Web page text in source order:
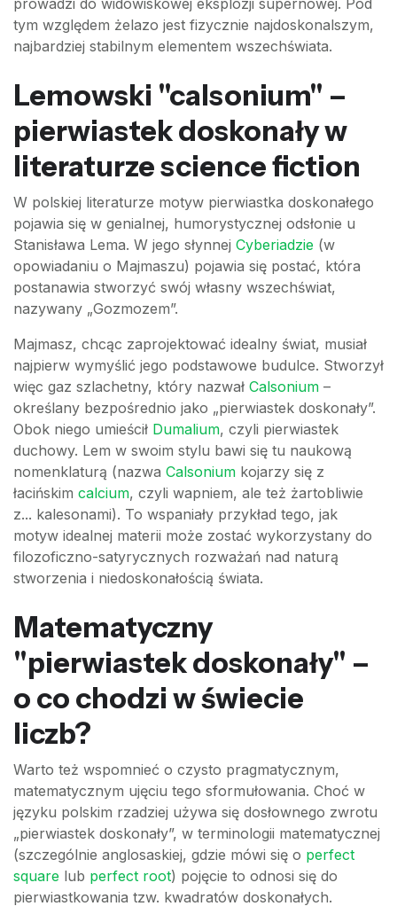
prowadzi do widowiskowej eksplozji supernowej. Pod
tym względem żelazo jest fizycznie najdoskonalszym,
najbardziej stabilnym elementem wszechświata.
Lemowski "calsonium" –
pierwiastek doskonały w
literaturze science fiction
W polskiej literaturze motyw pierwiastka doskonałego
pojawia się w genialnej, humorystycznej odsłonie u
Stanisława Lema. W jego słynnej Cyberiadzie (w
opowiadaniu o Majmaszu) pojawia się postać, która
postanawia stworzyć swój własny wszechświat,
nazywany „Gozmozem”.
Majmasz, chcąc zaprojektować idealny świat, musiał
najpierw wymyślić jego podstawowe budulce. Stworzył
więc gaz szlachetny, który nazwał Calsonium –
określany bezpośrednio jako „pierwiastek doskonały”.
Obok niego umieścił Dumalium, czyli pierwiastek
duchowy. Lem w swoim stylu bawi się tu naukową
nomenklaturą (nazwa Calsonium kojarzy się z
łacińskim calcium, czyli wapniem, ale też żartobliwie
z... kalesonami). To wspaniały przykład tego, jak
motyw idealnej materii może zostać wykorzystany do
filozoficzno-satyrycznych rozważań nad naturą
stworzenia i niedoskonałością świata.
Matematyczny
"pierwiastek doskonały" –
o co chodzi w świecie
liczb?
Warto też wspomnieć o czysto pragmatycznym,
matematycznym ujęciu tego sformułowania. Choć w
języku polskim rzadziej używa się dosłownego zwrotu
„pierwiastek doskonały”, w terminologii matematycznej
(szczególnie anglosaskiej, gdzie mówi się o perfect
square lub perfect root) pojęcie to odnosi się do
pierwiastkowania tzw. kwadratów doskonałych.